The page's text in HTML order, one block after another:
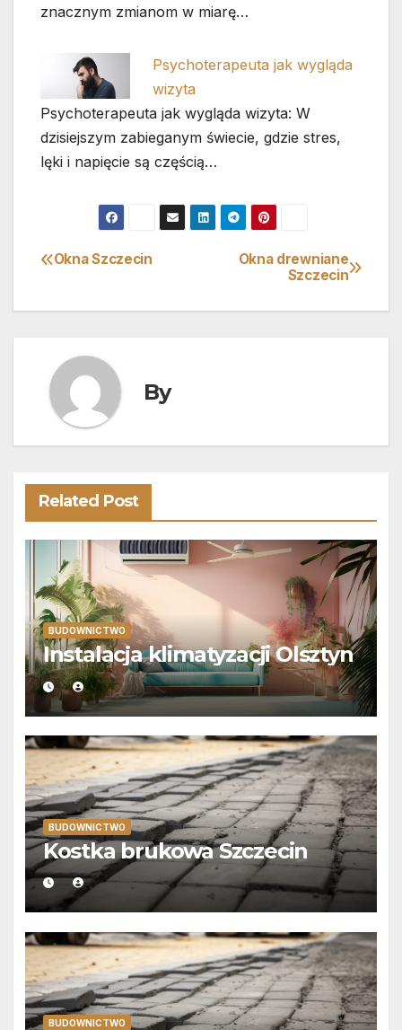
znacznym zmianom w miarę…
Psychoterapeuta jak wygląda
wizyta
Psychoterapeuta jak wygląda wizyta: W
dzisiejszym zabieganym świecie, gdzie stres,
lęki i napięcie są częścią…
Nawigacja
wpisu
Okna drewniane
Szczecin
Okna Szczecin
By
Related Post
BUDOWNICTWO
Instalacja klimatyzacji Olsztyn
BUDOWNICTWO
Kostka brukowa Szczecin
BUDOWNICTWO